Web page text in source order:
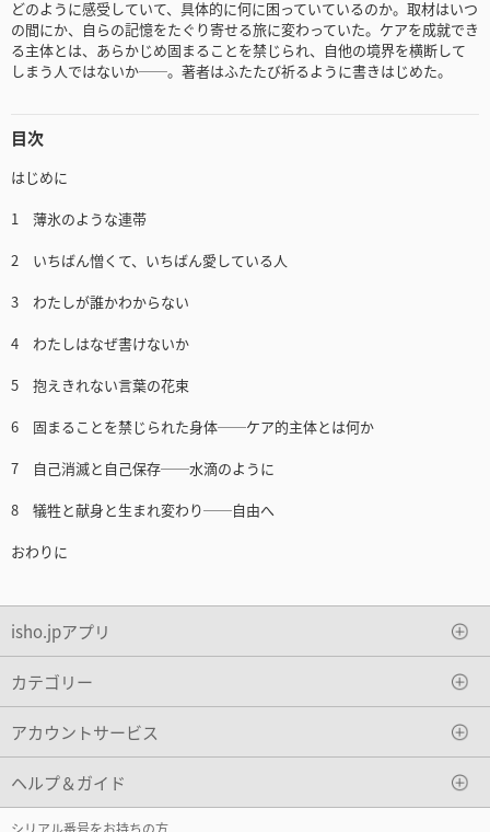
どのように感受していて、具体的に何に困っていているのか。取材はいつ
の間にか、自らの記憶をたぐり寄せる旅に変わっていた。ケアを成就でき
る主体とは、あらかじめ固まることを禁じられ、自他の境界を横断して
しまう人ではないか──。著者はふたたび祈るように書きはじめた。
目次
はじめに
1 薄氷のような連帯
2 いちばん憎くて、いちばん愛している人
3 わたしが誰かわからない
4 わたしはなぜ書けないか
5 抱えきれない言葉の花束
6 固まることを禁じられた身体──ケア的主体とは何か
7 自己消滅と自己保存──水滴のように
8 犠牲と献身と生まれ変わり──自由へ
おわりに
isho.jpアプリ
カテゴリー
アカウントサービス
ヘルプ＆ガイド
シリアル番号をお持ちの方